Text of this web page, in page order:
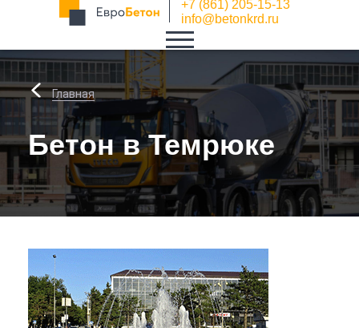
+7 (861) 205-15-13
info@betonkrd.ru
Главная
Бетон в Темрюке